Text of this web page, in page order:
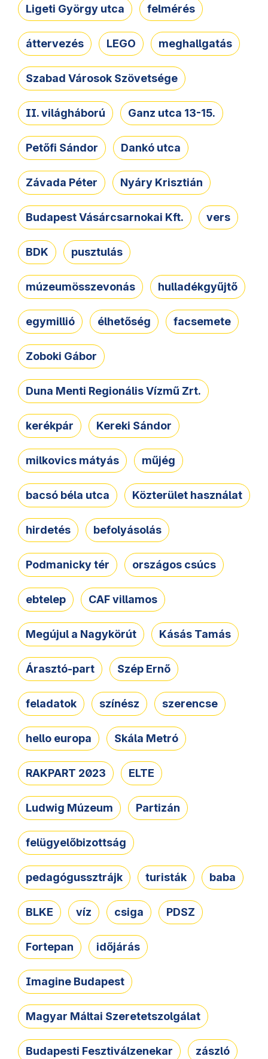
Ligeti György utca felmérés
áttervezés LEGO meghallgatás
Szabad Városok Szövetsége
II. világháború Ganz utca 13-15.
Petőfi Sándor Dankó utca
Závada Péter Nyáry Krisztián
Budapest Vásárcsarnokai Kft. vers
BDK pusztulás
múzeumösszevonás hulladékgyűjtő
egymillió élhetőség facsemete
Zoboki Gábor
Duna Menti Regionális Vízmű Zrt.
kerékpár Kereki Sándor
milkovics mátyás műjég
bacsó béla utca Közterület használat
hirdetés befolyásolás
Podmanicky tér országos csúcs
ebtelep CAF villamos
Megújul a Nagykörút Kásás Tamás
Árasztó-part Szép Ernő
feladatok színész szerencse
hello europa Skála Metró
RAKPART 2023 ELTE
Ludwig Múzeum Partizán
felügyelőbizottság
pedagógussztrájk turisták baba
BLKE víz csiga PDSZ
Fortepan időjárás
Imagine Budapest
Magyar Máltai Szeretetszolgálat
Budapesti Fesztiválzenekar zászló